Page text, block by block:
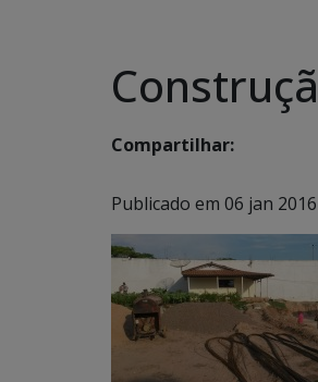
Compartilhar:
Publicado em 06 jan 2016